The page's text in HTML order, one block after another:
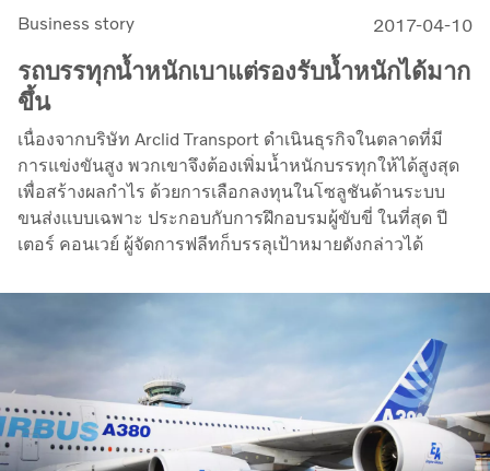
Business story 2017-04-10
รถบรรทุกน้ำหนักเบาแต่รองรับน้ำหนักได้มาก
ขึ้น
เนื่องจากบริษัท Arclid Transport ดำเนินธุรกิจในตลาดที่มี
การแข่งขันสูง พวกเขาจึงต้องเพิ่มน้ำหนักบรรทุกให้ได้สูงสุด
เพื่อสร้างผลกำไร ด้วยการเลือกลงทุนในโซลูชันด้านระบบ
ขนส่งแบบเฉพาะ ประกอบกับการฝึกอบรมผู้ขับขี่ ในที่สุด ปี
เตอร์ คอนเวย์ ผู้จัดการฟลีทก็บรรลุเป้าหมายดังกล่าวได้